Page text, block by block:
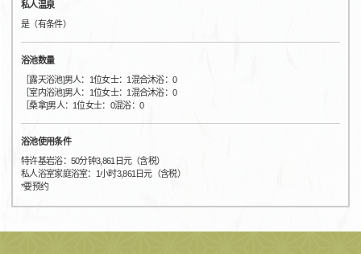
私人温泉
是（有条件）
浴池数量
［露天浴池]男人：1位女士：1混合沐浴：0
［室内浴池]男人：1位女士：1混合沐浴：0
［桑拿]男人：1位女士：0混浴：0
浴池使用条件
特许基岩浴：50分钟3,861日元（含税）
私人浴室家庭浴室：1小时3,861日元（含税）
*要预约